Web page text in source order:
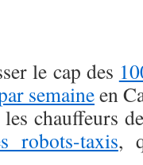
le cap des
semaineen
chauffeurs
robots-taxis,